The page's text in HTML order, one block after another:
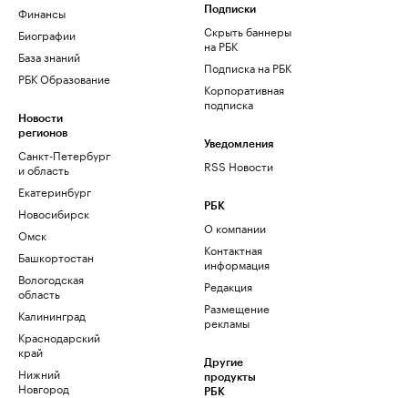
Финансы
Биографии
База знаний
РБК Образование
Новости
регионов
Санкт-Петербург
и область
Екатеринбург
Новосибирск
Омск
Башкортостан
Вологодская
область
Калининград
Краснодарский
край
Нижний
Новгород
Подписки
Скрыть баннеры
на РБК
Подписка на РБК
Корпоративная
подписка
Уведомления
RSS Новости
РБК
О компании
Контактная
информация
Редакция
Размещение
рекламы
Другие
продукты
РБК